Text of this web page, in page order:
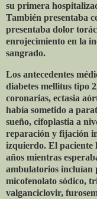
su primera
También presentaba
presentaba dolor
enrojecimiento en la
sangrado.
Los antecedentes
diabetes mellitus tipo
coronarias, ectasia
había sometido a
sueño, cifoplastia a
reparación y fijación
izquierdo. El paciente
años mientras
ambulatorios incluían
micofenolato sódico,
valganciclovir,